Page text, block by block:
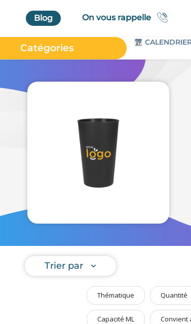
Blog On vous rappelle
Catégories
Au Bureau
Bagageries & Sacs
Textiles & Accessoires
Vêtements de Travail
Parapluies & Parasols
Art de la Table
Bien être & Sécurité
Sports, loisirs & jouets
Accessoires Auto & Vélo
PLV & Mobiliers Pub
Trier par
Thématique Quantité
Capacité ML Convient